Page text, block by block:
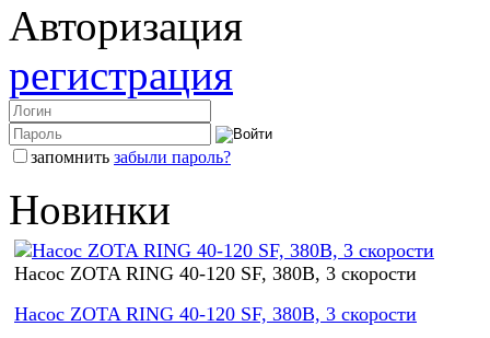
Авторизация
регистрация
запомнить забыли пароль?
Новинки
Насос ZOTA RING 40-120 SF, 380В, 3 скорости
Насос ZOTA RING 40-120 SF, 380В, 3 скорости